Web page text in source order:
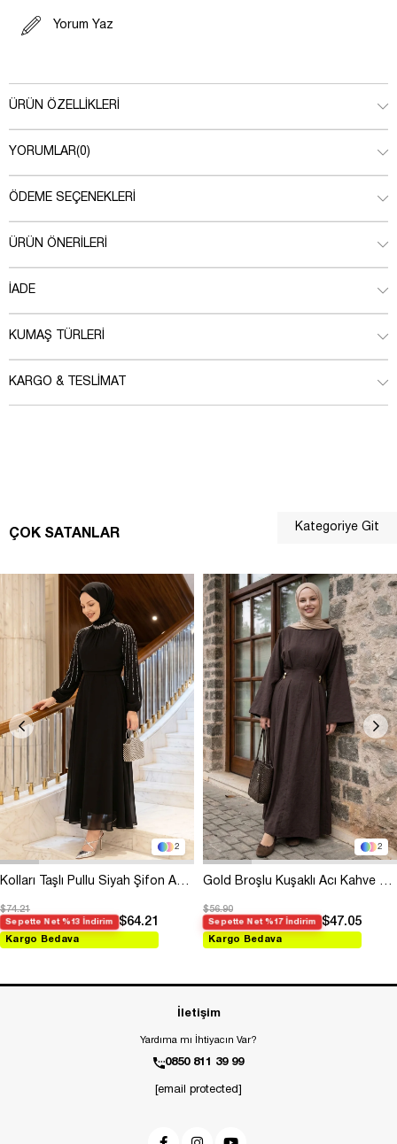
Yorum Yaz
ÜRÜN ÖZELLIKLERI
YORUMLAR(0)
ÖDEME SEÇENEKLERI
ÜRÜN ÖNERILERI
İADE
KUMAŞ TÜRLERI
KARGO & TESLIMAT
ÇOK SATANLAR
2
Kolları Taşlı Pullu Siyah Şifon Abiye
$74.21
Sepette Net %13 İndirim $64.21
Kargo Bedava
2
Gold Broşlu Kuşaklı Acı Kahve Modal Elbise
$56.90
Sepette Net %17 İndirim $47.05
Kargo Bedava
Kategoriye Git
İletişim
Yardıma mı İhtiyacın Var?
0850 811 39 99
[email protected]